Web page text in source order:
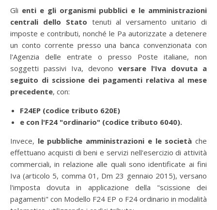
Gli enti e gli organismi pubblici e le amministrazioni
centrali dello Stato tenuti al versamento unitario di
imposte e contributi, nonché le Pa autorizzate a detenere
un conto corrente presso una banca convenzionata con
l'Agenzia delle entrate o presso Poste italiane, non
soggetti passivi Iva, devono versare l'Iva dovuta a
seguito di scissione dei pagamenti relativa al mese
precedente, con:
F24EP (codice tributo 620E)
e con l'F24 "ordinario" (codice tributo 6040).
Invece, le pubbliche amministrazioni e le società che
effettuano acquisti di beni e servizi nell'esercizio di attività
commerciali, in relazione alle quali sono identificate ai fini
Iva (articolo 5, comma 01, Dm 23 gennaio 2015), versano
l'imposta dovuta in applicazione della "scissione dei
pagamenti" con Modello F24 EP o F24 ordinario in modalità